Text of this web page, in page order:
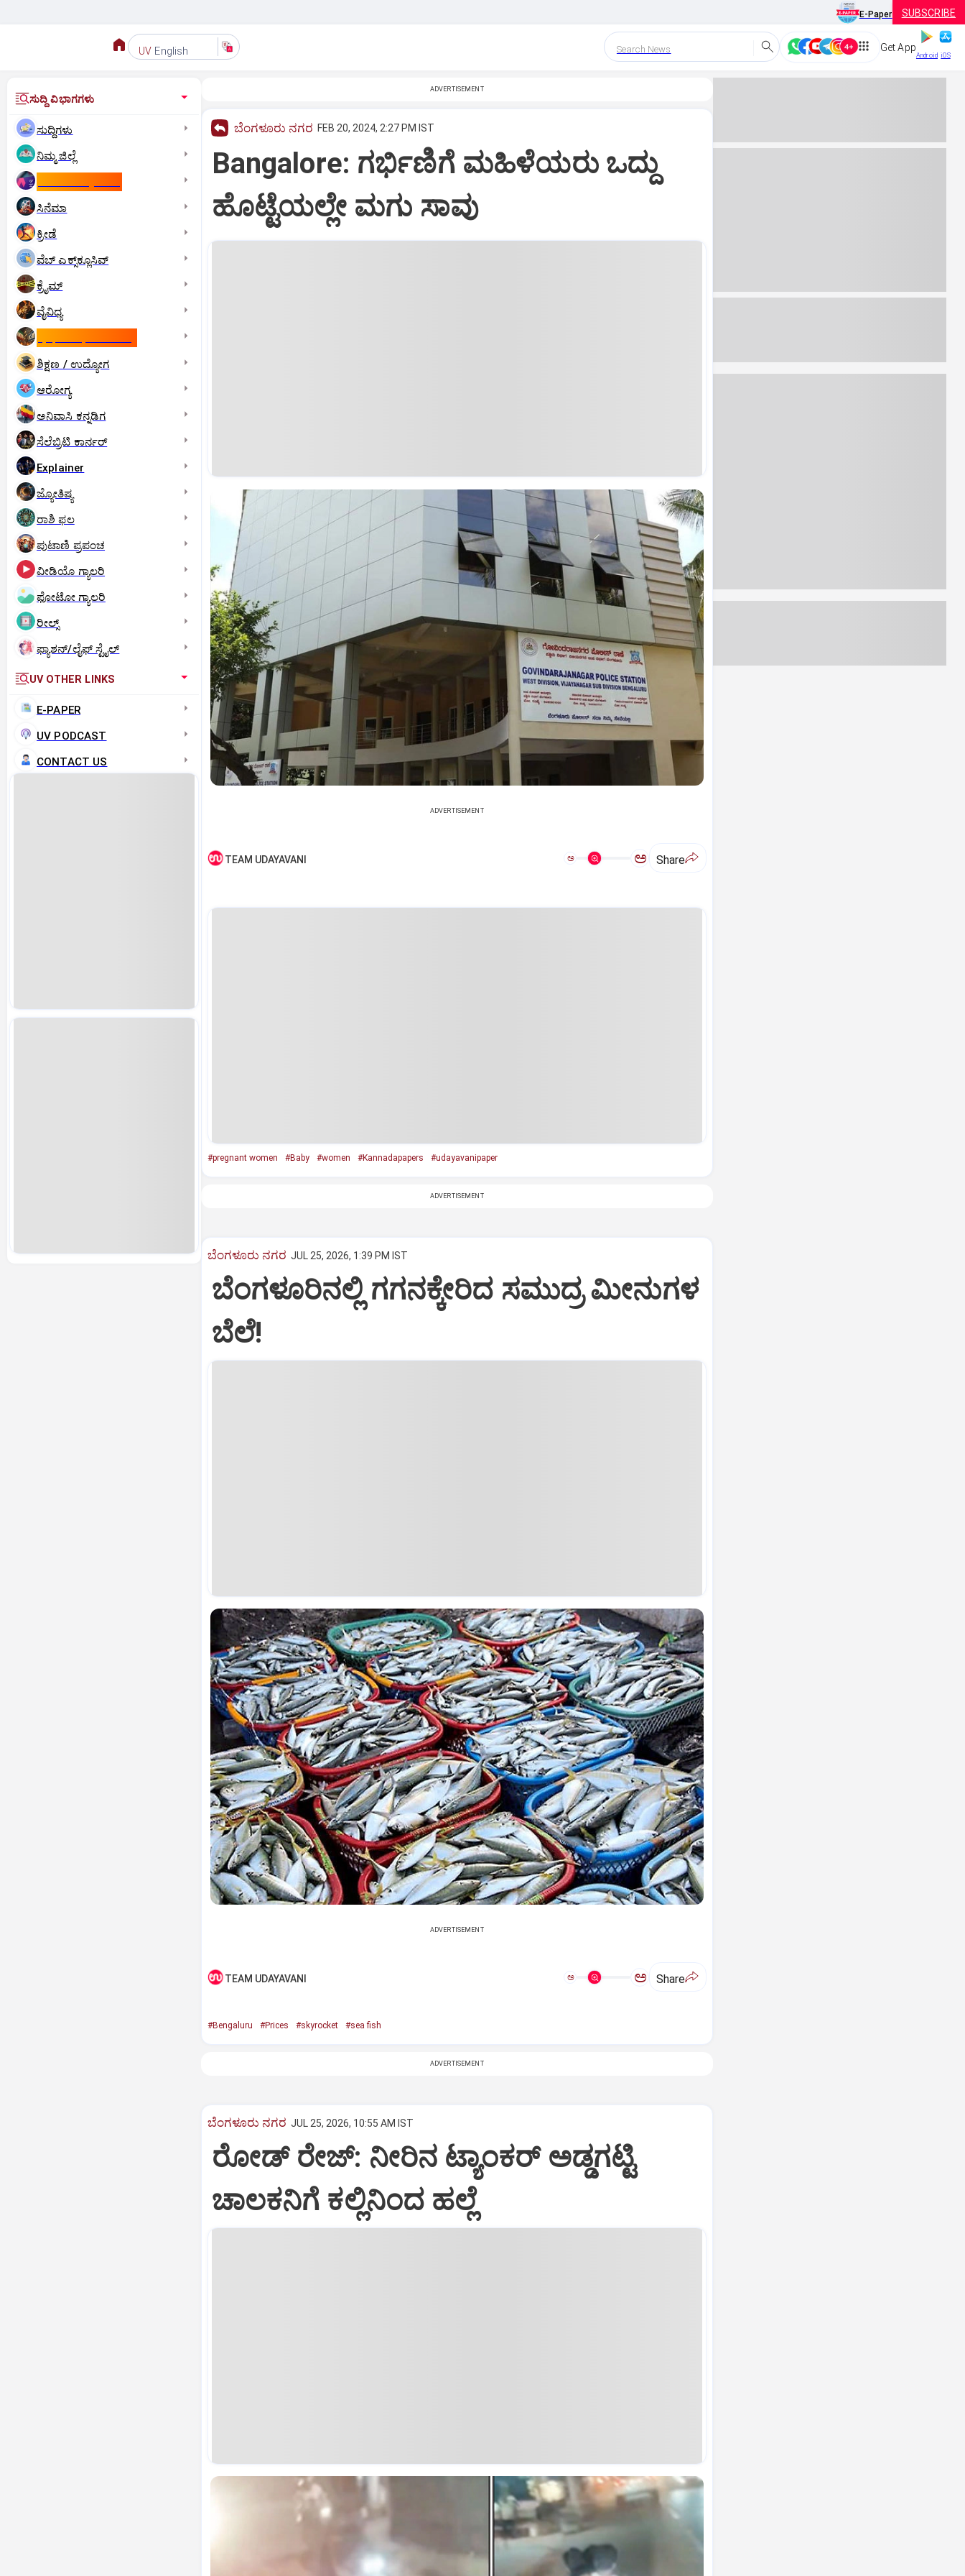
E-Paper SUBSCRIBE
UV English Search News Get App
Android iOS
ಸುದ್ದಿ ವಿಭಾಗಗಳು
ಸುದ್ದಿಗಳು
ನಿಮ್ಮ ಜಿಲ್ಲೆ
ಸಿನೆಮಾ
ಕ್ರೀಡೆ
ವೆಬ್ ಎಕ್ಸ್‌ಕ್ಲೂಸಿವ್
ಕ್ರೈಮ್
ವೈವಿಧ್ಯ
ಶಿಕ್ಷಣ / ಉದ್ಯೋಗ
ಆರೋಗ್ಯ
ಅನಿವಾಸಿ ಕನ್ನಡಿಗ
ಸೆಲೆಬ್ರಿಟಿ ಕಾರ್ನರ್‌
Explainer
ಜ್ಯೋತಿಷ್ಯ
ರಾಶಿ ಫಲ
ಪುಟಾಣಿ ಪ್ರಪಂಚ
ವೀಡಿಯೊ ಗ್ಯಾಲರಿ
ಫೋಟೋ ಗ್ಯಾಲರಿ
ರೀಲ್ಸ್
ಫ್ಯಾಶನ್/ಲೈಫ್‌ ಸ್ಟೈಲ್
UV OTHER LINKS
E-PAPER
UV PODCAST
CONTACT US
ADVERTISEMENT
ಬೆಂಗಳೂರು ನಗರ FEB 20, 2024, 2:27 PM IST
Bangalore: ಗರ್ಭಿಣಿಗೆ ಮಹಿಳೆಯರು ಒದ್ದು
ಹೊಟ್ಟೆಯಲ್ಲೇ ಮಗು ಸಾವು
ADVERTISEMENT
TEAM UDAYAVANI ಅ ಅ Share
#pregnant women #Baby #women #Kannadapapers #udayavanipaper
ADVERTISEMENT
ಬೆಂಗಳೂರು ನಗರ JUL 25, 2026, 1:39 PM IST
ಬೆಂಗಳೂರಿನಲ್ಲಿ ಗಗನಕ್ಕೇರಿದ ಸಮುದ್ರ ಮೀನುಗಳ
ಬೆಲೆ!
ADVERTISEMENT
TEAM UDAYAVANI ಅ ಅ Share
#Bengaluru #Prices #skyrocket #sea fish
ADVERTISEMENT
ಬೆಂಗಳೂರು ನಗರ JUL 25, 2026, 10:55 AM IST
ರೋಡ್‌ ರೇಜ್‌: ನೀರಿನ ಟ್ಯಾಂಕರ್‌ ಅಡ್ಡಗಟ್ಟಿ
ಚಾಲಕನಿಗೆ ಕಲ್ಲಿನಿಂದ ಹಲ್ಲೆ